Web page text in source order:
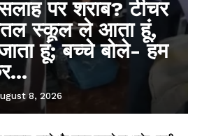
पर शराब? टीचर
स्कूल ले आता हूं,
हूं; बच्चे बोले- हम
8, 2026